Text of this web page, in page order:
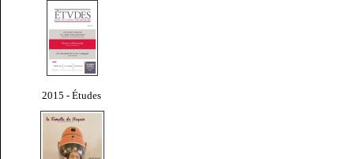
2015 - Études